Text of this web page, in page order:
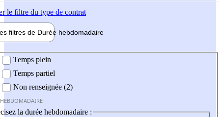
le filtre du type de contrat
filtres de Durée hebdomadaire
Temps plein
Temps partiel
Non renseignée (2)
la durée hebdomadaire :